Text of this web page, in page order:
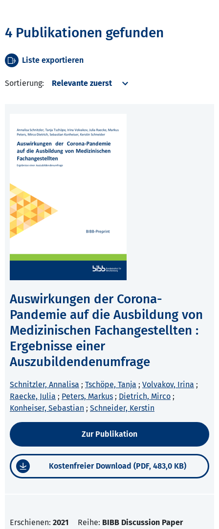
4 Publikationen gefunden
Liste exportieren
Sortierung:
Auswirkungen der Corona-
Pandemie auf die Ausbildung von
Medizinischen Fachangestellten :
Ergebnisse einer
Auszubildendenumfrage
Schnitzler, Annalisa ; Tschöpe, Tanja ; Volvakov, Irina ;
Raecke, Julia ; Peters, Markus ; Dietrich, Mirco ;
Konheiser, Sebastian ; Schneider, Kerstin
Zur Publikation
Kostenfreier Download (PDF, 483,0 KB)
Erschienen: 2021 Reihe: BIBB Discussion Paper